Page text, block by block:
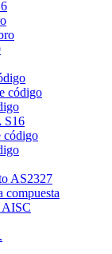
código
S16
código
AS2327
compuesta
AISC